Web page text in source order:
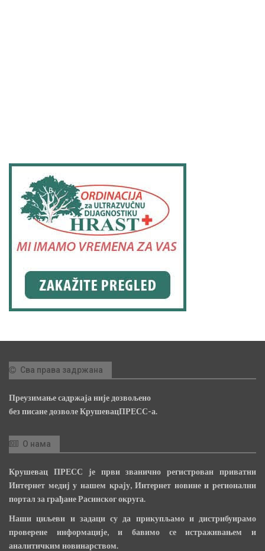
Сва права задржана
Преузимање садржаја није дозвољено
без писане дозволе КрушевацПРЕСС-а.
О нама
Крушевац ПРЕСС је први званично регистрован приватни
Интернет медиј у нашем крају, Интернет новине и регионални
портал за грађане Расинског округа.
Наши циљеви и задаци су да прикупљамо и дистрибуирамо
проверене информације, и бавимо се истраживањем и
аналитичким новинарством.